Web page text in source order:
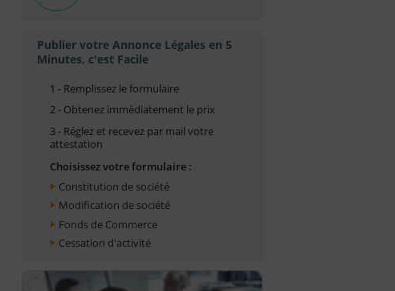
Publier votre Annonce Légales en 5
Minutes, c'est Facile
1 - Remplissez le formulaire
2 - Obtenez immédiatement le prix
3 - Réglez et recevez par mail votre
attestation
Choisissez votre formulaire :
Constitution de société
Modification de société
Fonds de Commerce
Cessation d'activité